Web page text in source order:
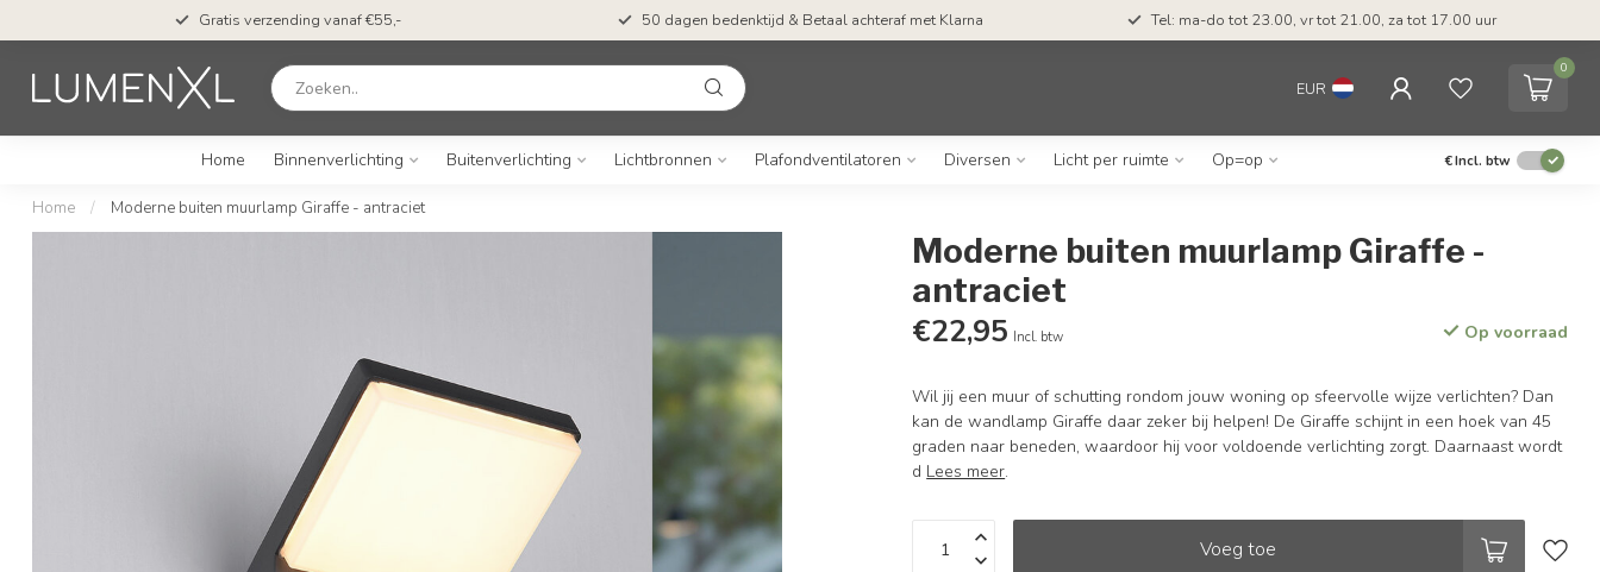
Gratis verzending vanaf €55,- 50 dagen bedenktijd & Betaal achteraf met Klarna Tel: ma-do tot 23.00, vr tot 21.00, za tot 17.00 uur
EUR
0
Home Binnenverlichting Buitenverlichting Lichtbronnen Plafondventilatoren Diversen Licht per ruimte Op=op €Incl. btw
Home / Moderne buiten muurlamp Giraffe - antraciet
Moderne buiten muurlamp Giraffe -
antraciet
€22,95 Incl. btw Op voorraad
Wil jij een muur of schutting rondom jouw woning op sfeervolle wijze verlichten? Dan
kan de wandlamp Giraffe daar zeker bij helpen! De Giraffe schijnt in een hoek van 45
graden naar beneden, waardoor hij voor voldoende verlichting zorgt. Daarnaast wordt
d Lees meer.
Voeg toe